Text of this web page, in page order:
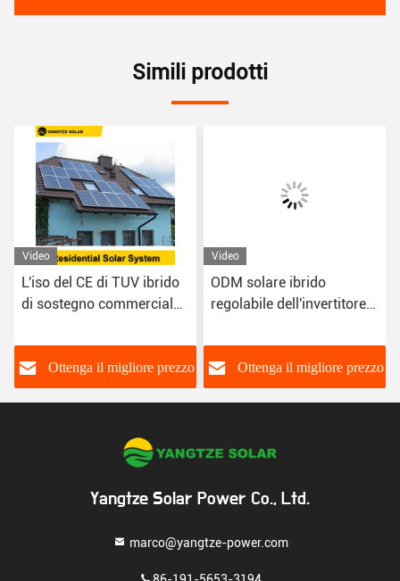
Simili prodotti
Video
ODM solare ibrido
regolabile dell'invertitore
energia solare
Ottenga il migliore prezzo
Video
Fase ibrida policristallina
150kw di Kit Inverter 3 del
Ottenga il migliore prezzo
Yangtze Solar Power Co., Ltd.
marco@yangtze-power.com